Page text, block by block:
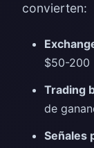
convierten:
$50-200
Trading
de
Señales